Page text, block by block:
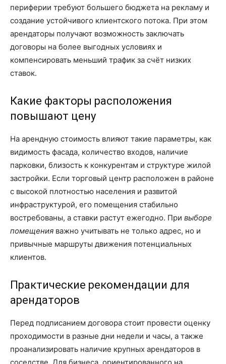
периферии требуют большего бюджета на рекламу и
создание устойчивого клиентского потока. При этом
арендаторы получают возможность заключать
договоры на более выгодных условиях и
компенсировать меньший трафик за счёт низких
ставок.
Какие факторы расположения
повышают цену
На арендную стоимость влияют такие параметры, как
видимость фасада, количество входов, наличие
парковки, близость к конкурентам и структуре жилой
застройки. Если торговый центр расположен в районе
с высокой плотностью населения и развитой
инфраструктурой, его помещения стабильно
востребованы, а ставки растут ежегодно. При выборе
помещения важно учитывать не только адрес, но и
привычные маршруты движения потенциальных
клиентов.
Практические рекомендации для
арендаторов
Перед подписанием договора стоит провести оценку
проходимости в разные дни недели и часы, а также
проанализировать наличие крупных арендаторов в